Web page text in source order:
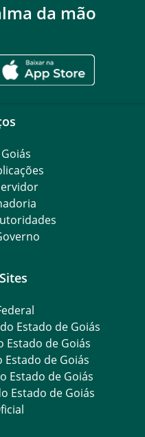
da mão
Estado de Goiás
Estado de Goiás
de Goiás
Estado de Goiás
Estado de Goiás